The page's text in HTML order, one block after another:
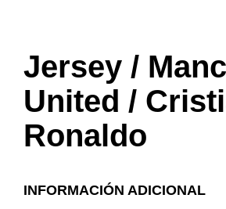
Jersey /
United /
Ronaldo
INFORMACIÓN ADICIONAL